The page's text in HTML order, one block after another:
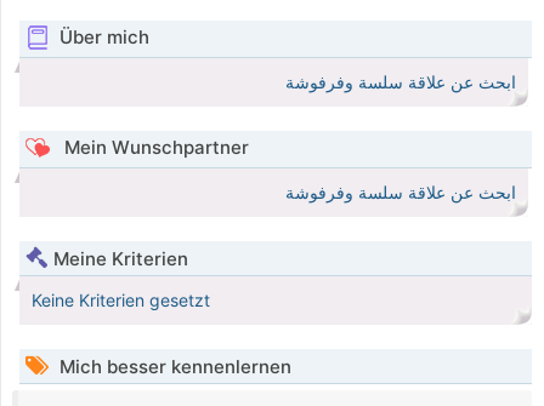
Über mich
ابحث عن علاقة سلسة وفرفوشة
Mein Wunschpartner
ابحث عن علاقة سلسة وفرفوشة
Meine Kriterien
Keine Kriterien gesetzt
Mich besser kennenlernen